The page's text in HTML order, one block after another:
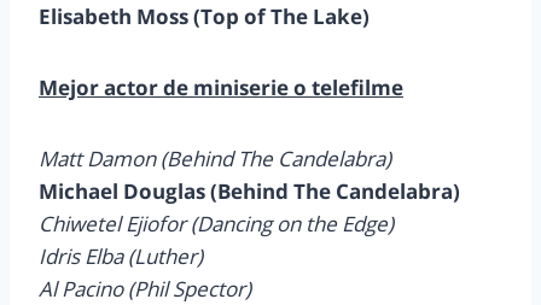
Elisabeth Moss (Top of The Lake)
Mejor actor de miniserie o telefilme
Matt Damon (Behind The Candelabra)
Michael Douglas (Behind The Candelabra)
Chiwetel Ejiofor (Dancing on the Edge)
Idris Elba (Luther)
Al Pacino (Phil Spector)